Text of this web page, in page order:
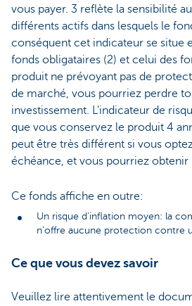
vous payer. 3 reflète la sensibilité
différents actifs dans lesquels le
conséquent cet indicateur se situe
fonds obligataires (2) et celui des
produit ne prévoyant pas de
de marché, vous pourriez perdre
investissement. L'indicateur de
que vous conservez le produit 4
peut être très différent si vous
échéance, et vous pourriez obtenir
Ce fonds affiche en outre:
Un risque d’inflation moyen: la
n’offre aucune protection contre
Ce que vous devez savoir
Veuillez lire attentivement le